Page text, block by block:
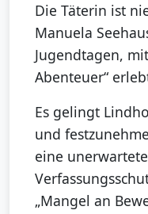
Die Täterin ist
Manuela
Jugendtagen,
Abenteuer“
Es gelingt
und
eine
„Mangel an